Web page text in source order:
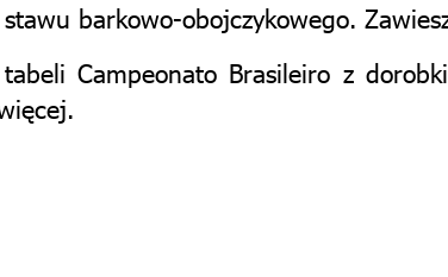
barkowo-obojczykowego.
Campeonato Brasileiro z